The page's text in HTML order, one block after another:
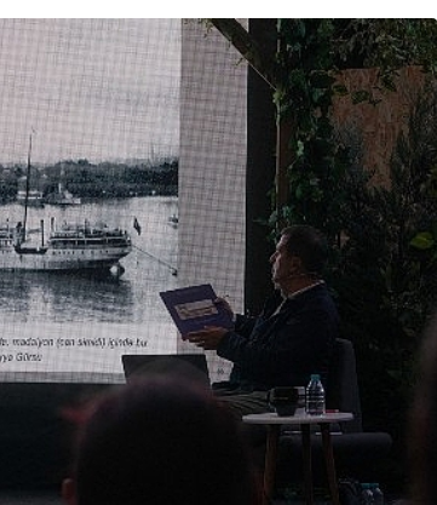
Ekonomi
Tarım ve Gıdada Akıllı
Dönem Başladı!